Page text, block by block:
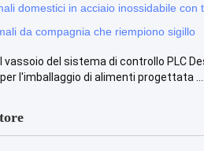
domestici in acciaio inossidabile con
da compagnia che riempiono sigillo
vassoio del sistema di controllo PLC
l'imballaggio di alimenti progettata ....